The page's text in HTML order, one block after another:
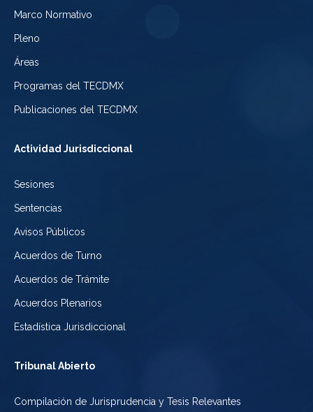
Marco Normativo
Pleno
Áreas
Programas del TECDMX
Publicaciones del TECDMX
Actividad Jurisdiccional
Sesiones
Sentencias
Avisos Públicos
Acuerdos de Turno
Acuerdos de Trámite
Acuerdos Plenarios
Estadística Jurisdiccional
Tribunal Abierto
Compilación de Jurisprudencia y Tesis Relevantes